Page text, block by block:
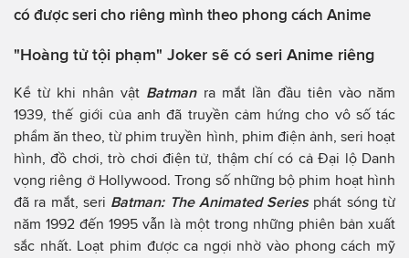
có được seri cho riêng mình theo phong cách Anime
"Hoàng tử tội phạm" Joker sẽ có seri Anime riêng
Kể từ khi nhân vật Batman ra mắt lần đầu tiên vào năm
1939, thế giới của anh đã truyền cảm hứng cho vô số tác
phẩm ăn theo, từ phim truyền hình, phim điện ảnh, seri hoạt
hình, đồ chơi, trò chơi điện tử, thậm chí có cả Đại lộ Danh
vọng riêng ở Hollywood. Trong số những bộ phim hoạt hình
đã ra mắt, seri Batman: The Animated Seriesphát sóng từ
năm 1992 đến 1995 vẫn là một trong những phiên bản xuất
sắc nhất. Loạt phim được ca ngợi nhờ vào phong cách mỹ